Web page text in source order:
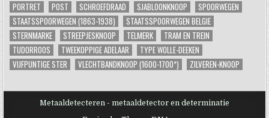
PORTRET
POST SCHROEFDRAAD SJABLOONKNOOP
SPOORWEGEN
STAATSSPOORWEGEN (1863-1938)
STAATSSPOORWEGEN BELGIE
STERNMARKE
STREEPJESKNOOP TELMERK
TRAM EN TREIN
TUDORROOS
TWEEKOPPIGE ADELAAR
TYPE WOLLE-DEEKEN
VIJFPUNTIGE STER
VLECHTBANDKNOOP (1600-1700*) ZILVEREN-KNOOP
Metaaldetecteren - metaaldetector en determinatie